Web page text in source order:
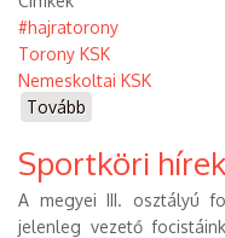
#hajratorony
Torony KSK
Nemeskoltai KSK
Tovább
Torony KSK
Sportköri
A megyei III. osztályú
jelenleg vezető